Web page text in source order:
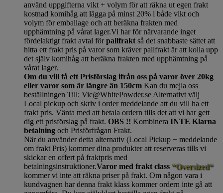
använd uppgifterna vikt + volym för att räkna ut egen frakt
kostnad komihåg att lägga på minst 20% i både vikt och
volym för emballage och att beräkna frakten med
upphämtning på vårat lager.Vi har för närvarande inget
fördelaktigt frakt avtal förpallfrakt så det snabbaste sättet att
hitta ett frakt pris på varor som kräver pallfrakt är att kolla upp
det själv komihåg att beräkna frakten med upphämtning på
vårat lager.
Om du vill få ett Prisförslag ifrån oss på varor över 20kg
eller varor som är längre än 150cm Kan du mejla oss
beställningen Till: Vic@WhitePowder.se Alternativt välj
Local pickup och skriv i order meddelande att du vill ha ett
frakt pris. Vänta med att betala ordern tills det att vi har gett
dig ett prisförslag på frakt. OBS !! Kombinera INTE Klarna
betalning och Prisförfrågan Frakt.
När du använder detta alternativ (Local Pickup + meddelande
om frakt Pris) kommer dina produkter att reserveras tills vi
skickar en offert på fraktpris med
betalningsinstruktioner.Varor med frakt class “Oversized“
kommer vi inte att räkna priser på frakt. Om någon vara i
kundvagnen har denna frakt klass kommer ordern inte gå att